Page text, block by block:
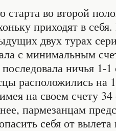
старта во второй
приходят в
двух турах
с минимальным
ничья
расположились на
на своем счету
пармезанцам
себя от